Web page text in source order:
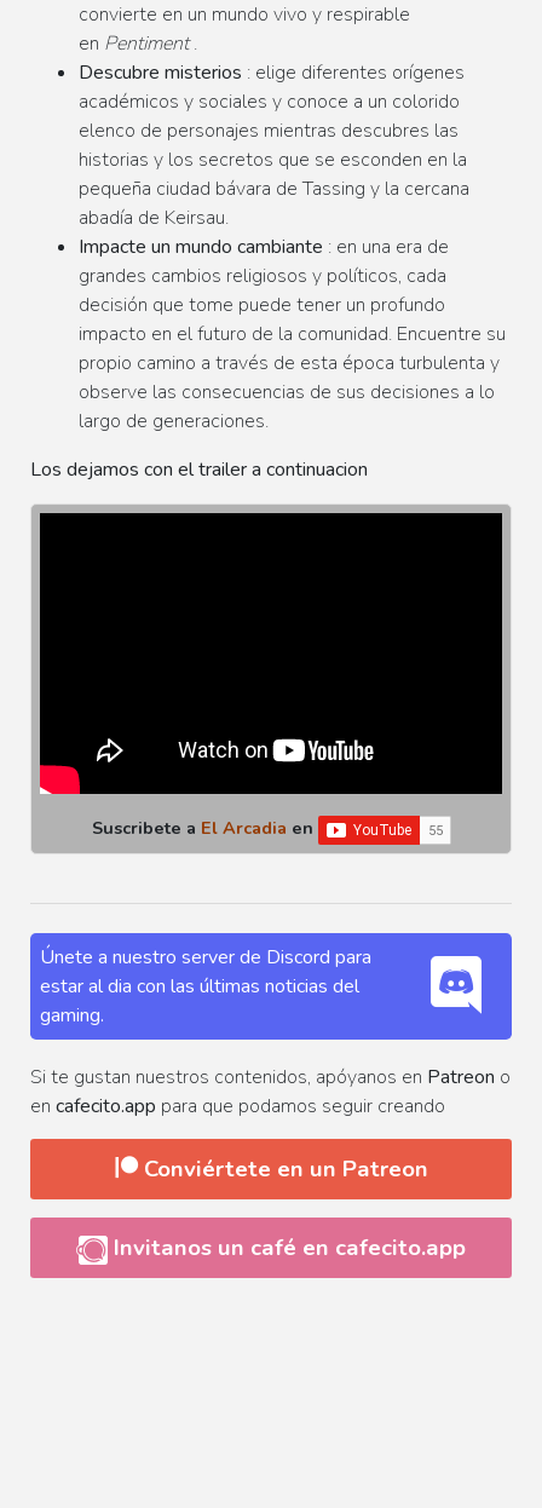
convierte en un mundo vivo y respirable
en Pentiment.
Descubre misterios : elige diferentes orígenes
académicos y sociales y conoce a un colorido
elenco de personajes mientras descubres las
historias y los secretos que se esconden en la
pequeña ciudad bávara de Tassing y la cercana
abadía de Keirsau.
Impacte un mundo cambiante : en una era de
grandes cambios religiosos y políticos, cada
decisión que tome puede tener un profundo
impacto en el futuro de la comunidad. Encuentre su
propio camino a través de esta época turbulenta y
observe las consecuencias de sus decisiones a lo
largo de generaciones.
Los dejamos con el trailer a continuacion
Suscribete a El Arcadia en
Únete a nuestro server de Discord para
estar al dia con las últimas noticias del
gaming.
Si te gustan nuestros contenidos, apóyanos en Patreon o
en cafecito.app para que podamos seguir creando
Conviértete en un Patreon
Invitanos un café en cafecito.app